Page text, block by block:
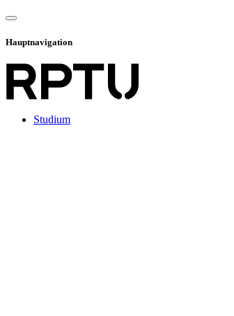
Hauptnavigation
Studium